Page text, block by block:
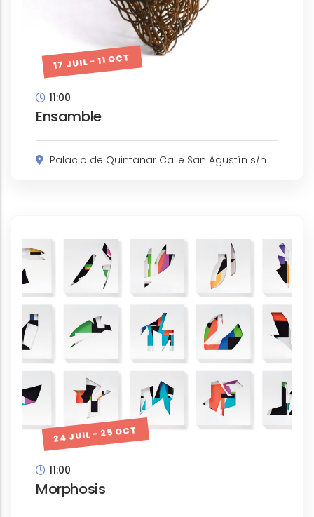
17 JUIL - 11 OCT
11:00
Ensamble
Palacio de Quintanar Calle San Agustín s/n
24 JUIL - 25 OCT
11:00
Morphosis